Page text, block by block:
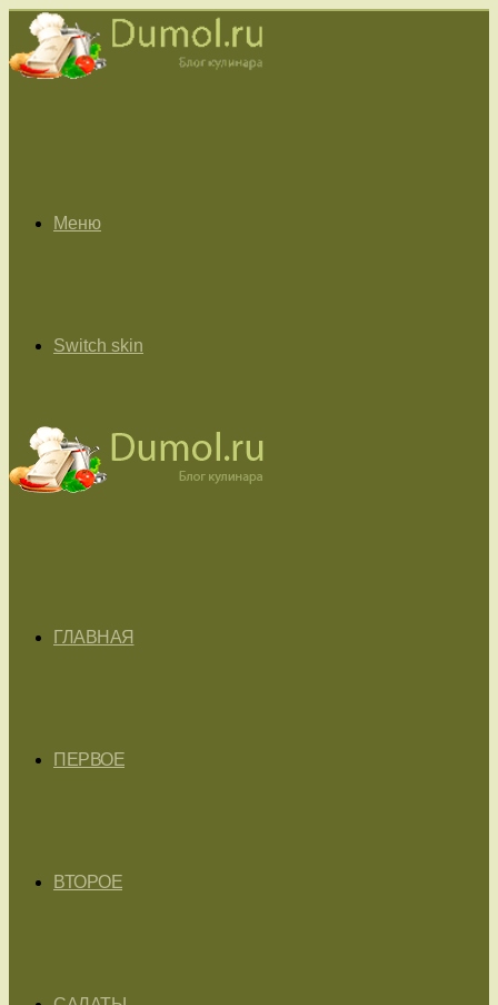
Меню
Switch skin
ГЛАВНАЯ
ПЕРВОЕ
ВТОРОЕ